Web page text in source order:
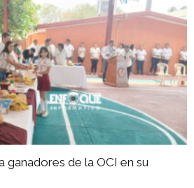
ganadores de la OCI en su